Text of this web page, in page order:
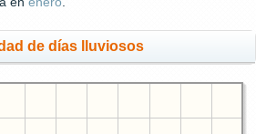
de días lluviosos